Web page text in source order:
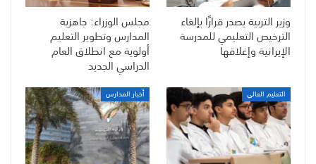
وزير التربية يصدر قرارًا بإلغاء
الترخيص التعليمي للمدرسة
الإيرانية وإغلاقها
مجلس الوزراء: جاهزية
المدارس وتطوير التعليم
أولوية مع انطلاق العام
الدراسي الجديد
التعليم العالي أخبار المدارس